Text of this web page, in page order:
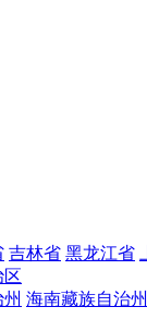
吉林省 黑龙江省
区
海南藏族自治州